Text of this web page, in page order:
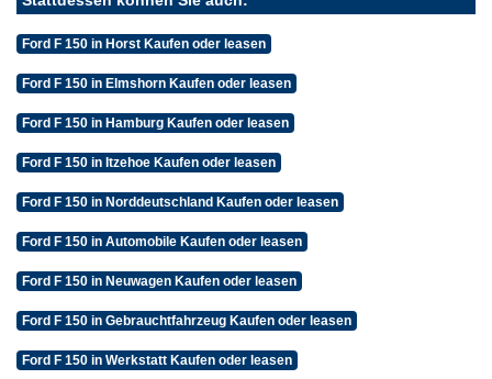
Ford F 150 in Horst Kaufen oder leasen
Ford F 150 in Elmshorn Kaufen oder leasen
Ford F 150 in Hamburg Kaufen oder leasen
Ford F 150 in Itzehoe Kaufen oder leasen
Ford F 150 in Norddeutschland Kaufen oder leasen
Ford F 150 in Automobile Kaufen oder leasen
Ford F 150 in Neuwagen Kaufen oder leasen
Ford F 150 in Gebrauchtfahrzeug Kaufen oder leasen
Ford F 150 in Werkstatt Kaufen oder leasen